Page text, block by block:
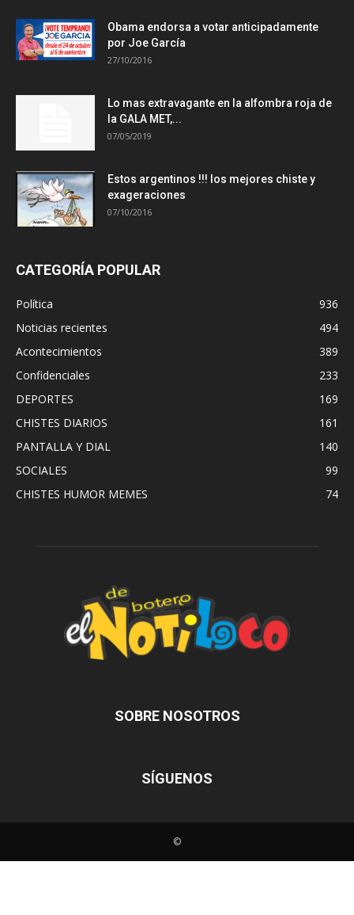
Obama endorsa a votar anticipadamente
por Joe García
27/10/2016
Lo mas extravagante en la alfombra roja de
la GALA MET,...
07/05/2019
Estos argentinos !!! los mejores chiste y
exageraciones
07/10/2016
CATEGORÍA POPULAR
Política
936
Noticias recientes
494
Acontecimientos
389
Confidenciales
233
DEPORTES
169
CHISTES DIARIOS
161
PANTALLA Y DIAL
140
SOCIALES
99
CHISTES HUMOR MEMES
74
SOBRE NOSOTROS
SÍGUENOS
©